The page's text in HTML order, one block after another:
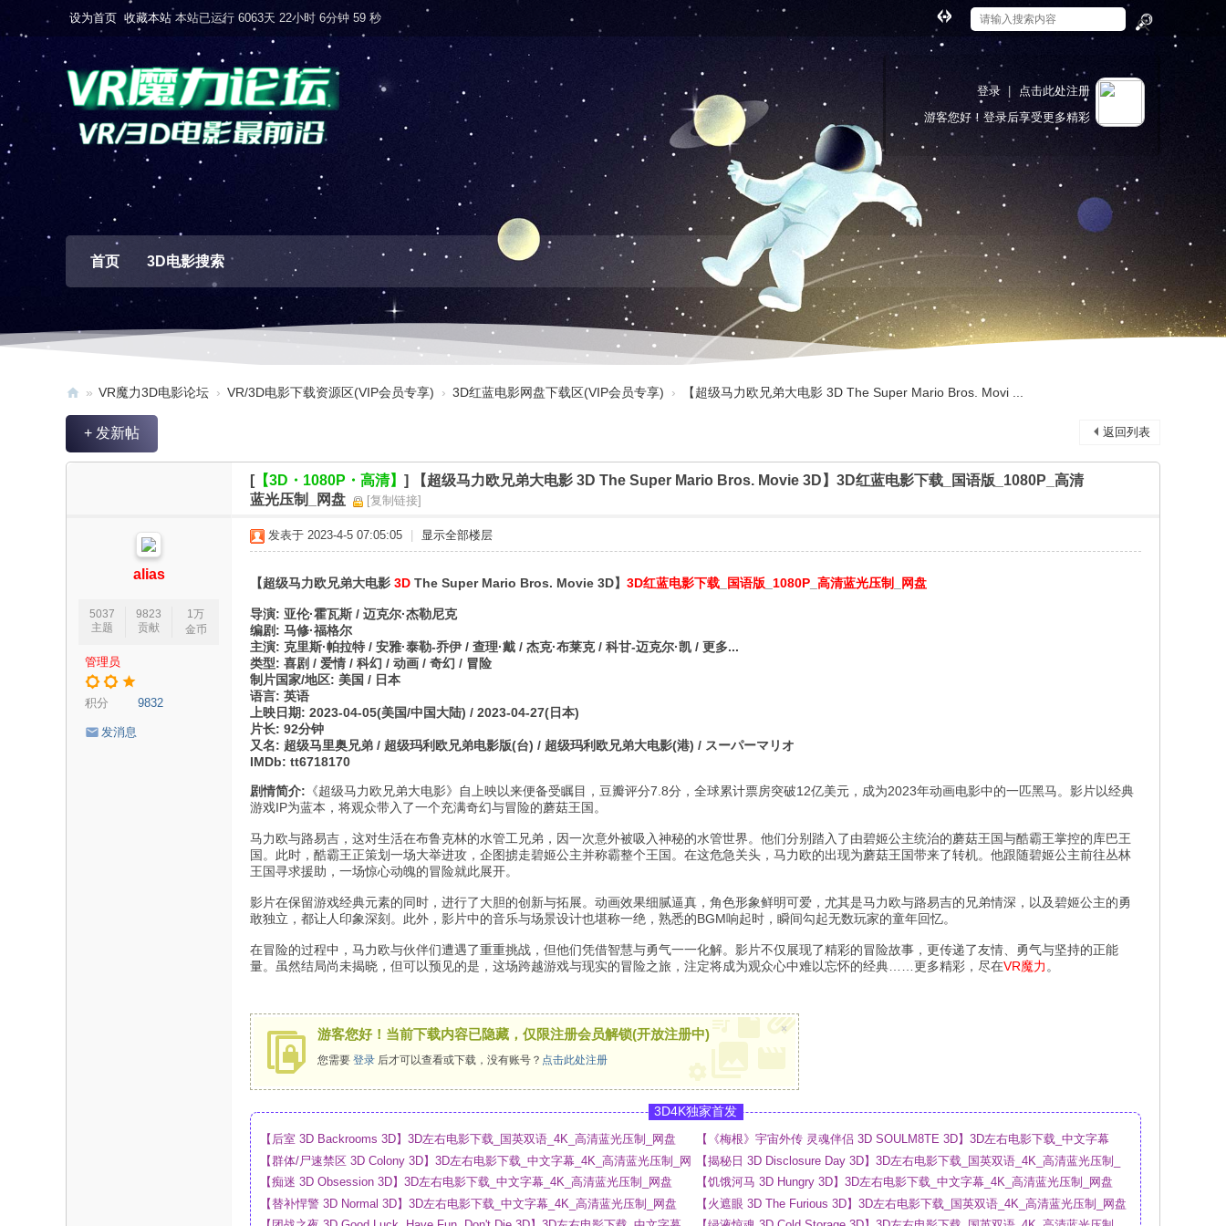
设为首页 收藏本站 本站已运行 6063天 22小时 7分钟 0 秒
索
切
换
宽
版
登录
点击此处注册
游客您好！登录后享受更多精彩
首页 3D电影搜索
V
» VR魔力3D电影论坛 › VR/3D电影下载资源区(VIP会员专享) › 3D红蓝电影网盘下载区(VIP会员专享) › 【超级马力欧兄弟大电影 3D The Super Mario Bros. Movi ...
返回列表
+ 发新帖
[【3D・1080P・高清】 ]
【超级马力欧兄弟大电影 3D The Super Mario Bros. Movie 3D】3D红蓝电影下载_国语版_1080P_高清
蓝光压制_网盘
[复制链接]
alias
5037
主题
9823
贡献
1万
金币
管理员
积分 9832
发消息
发表于 2023-4-5 07:05:05 显示全部楼层
【超级马力欧兄弟大电影 3D The Super Mario Bros. Movie 3D】 3D红蓝电影下载 国语版 1080P 高清蓝光压制 网盘
导演: 亚伦·霍瓦斯 / 迈克尔·杰勒尼克
编剧: 马修·福格尔
主演: 克里斯·帕拉特 / 安雅·泰勒-乔伊 / 查理·戴 / 杰克·布莱克 / 科甘-迈克尔·凯 / 更多...
类型: 喜剧 / 爱情 / 科幻 / 动画 / 奇幻 / 冒险
制片国家/地区: 美国 / 日本
语言: 英语
上映日期: 2023-04-05(美国/中国大陆) / 2023-04-27(日本)
片长: 92分钟
又名: 超级马里奥兄弟 / 超级玛利欧兄弟电影版(台) / 超级玛利欧兄弟大电影(港) / スーパーマリオ
IMDb: tt6718170
剧情简介: 《超级马力欧兄弟大电影》自上映以来便备受瞩目，豆瓣评分7.8分，全球累计票房突破12亿美元，成为2023年动画电影中的一匹黑马。影片以经典
游戏IP为蓝本，将观众带入了一个充满奇幻与冒险的蘑菇王国。
马力欧与路易吉，这对生活在布鲁克林的水管工兄弟，因一次意外被吸入神秘的水管世界。他们分别踏入了由碧姬公主统治的蘑菇王国与酷霸王掌控的库巴王
国。此时，酷霸王正策划一场大举进攻，企图掳走碧姬公主并称霸整个王国。在这危急关头，马力欧的出现为蘑菇王国带来了转机。他跟随碧姬公主前往丛林
王国寻求援助，一场惊心动魄的冒险就此展开。
影片在保留游戏经典元素的同时，进行了大胆的创新与拓展。动画效果细腻逼真，角色形象鲜明可爱，尤其是马力欧与路易吉的兄弟情深，以及碧姬公主的勇
敢独立，都让人印象深刻。此外，影片中的音乐与场景设计也堪称一绝，熟悉的BGM响起时，瞬间勾起无数玩家的童年回忆。
在冒险的过程中，马力欧与伙伴们遭遇了重重挑战，但他们凭借智慧与勇气一一化解。影片不仅展现了精彩的冒险故事，更传递了友情、勇气与坚持的正能
量。虽然结局尚未揭晓，但可以预见的是，这场跨越游戏与现实的冒险之旅，注定将成为观众心中难以忘怀的经典……更多精彩，尽在VR魔力 。
游客您好！当前下载内容已隐藏，仅限注册会员解锁(开放注册中)
您需要 登录 后才可以查看或下载，没有账号？ 点击此处注册
×
3D4K独家首发
【后室 3D Backrooms 3D】3D左右电影下载_国英双语_4K_高清蓝光压制_网盘
【《梅根》宇宙外传 灵魂伴侣 3D SOULM8TE 3D】3D左右电影下载_中文字幕
_4K_高清蓝光压制_网盘
【群体/尸速禁区 3D Colony 3D】3D左右电影下载_中文字幕_4K_高清蓝光压制_网
盘
【揭秘日 3D Disclosure Day 3D】3D左右电影下载_国英双语_4K_高清蓝光压制_
网盘
【痴迷 3D Obsession 3D】3D左右电影下载_中文字幕_4K_高清蓝光压制_网盘
【饥饿河马 3D Hungry 3D】3D左右电影下载_中文字幕_4K_高清蓝光压制_网盘
【替补悍警 3D Normal 3D】3D左右电影下载_中文字幕_4K_高清蓝光压制_网盘
【火遮眼 3D The Furious 3D】3D左右电影下载_国英双语_4K_高清蓝光压制_网盘